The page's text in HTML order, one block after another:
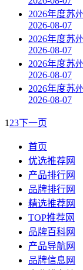
2026年度苏
2026-08-07
2026年度苏
2026-08-07
2026年度苏
2026-08-07
2026年度苏
2026-08-07
1 23下一页
首页
优选推荐网
产品排行网
品牌排行网
精选推荐网
TOP推荐网
品牌百科网
产品导航网
品牌信息网